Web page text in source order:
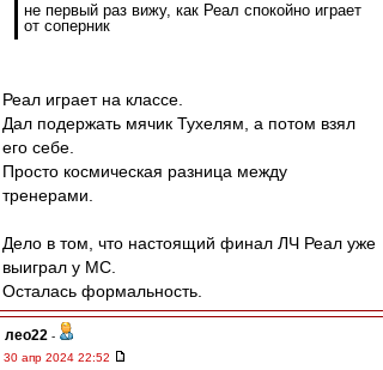
не первый раз вижу, как Реал спокойно играет
от соперник
Реал играет на классе.
Дал подержать мячик Тухелям, а потом взял
его себе.
Просто космическая разница между
тренерами.
Дело в том, что настоящий финал ЛЧ Реал уже
выиграл у МС.
Осталась формальность.
лео22 -
30 апр 2024 22:52